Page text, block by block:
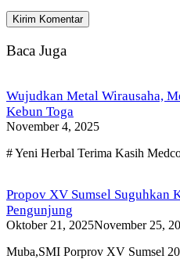
Baca Juga
Wujudkan Metal Wirausaha,
Kebun Toga
November 4, 2025
# Yeni Herbal Terima Kasih
Propov XV Sumsel Suguhkan
Pengunjung
Oktober 21, 2025November 25,
Muba,SMI Porprov XV Sumsel